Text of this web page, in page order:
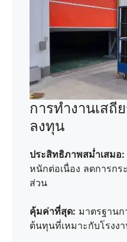
การทำงานเสถี
ลงทุน
ประสิทธิภาพสม่ำเสมอ:
หนักต่อเนื่อง ลดการก
ส่วน
คุ้มค่าที่สุด: มาตรฐาน
ต้นทุนที่เหมาะกับโรงง